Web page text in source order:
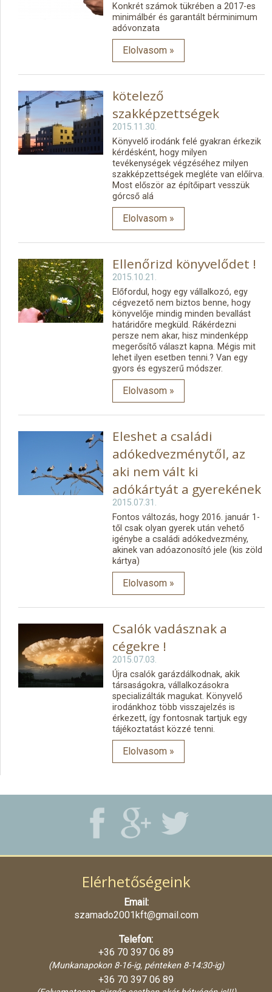
Konkrét számok tükrében a 2017-es
minimálbér és garantált bérminimum
adóvonzata
Elolvasom »
kötelező
szakképzettségek
2015.11.30.
Könyvelő irodánk felé gyakran érkezik
kérdésként, hogy milyen
tevékenységek végzéséhez milyen
szakképzettségek megléte van előírva.
Most először az építőipart vesszük
górcső alá
Elolvasom »
Ellenőrizd könyvelődet !
2015.10.21.
Előfordul, hogy egy vállalkozó, egy
cégvezető nem biztos benne, hogy
könyvelője mindig minden bevallást
határidőre megküld. Rákérdezni
persze nem akar, hisz mindenképp
megerősítő választ kapna. Mégis mit
lehet ilyen esetben tenni.? Van egy
gyors és egyszerű módszer.
Elolvasom »
Eleshet a családi
adókedvezménytől, az
aki nem vált ki
adókártyát a gyerekének
2015.07.31.
Fontos változás, hogy 2016. január 1-
től csak olyan gyerek után vehető
igénybe a családi adókedvezmény,
akinek van adóazonosító jele (kis zöld
kártya)
Elolvasom »
Csalók vadásznak a
cégekre !
2015.07.03.
Újra csalók garázdálkodnak, akik
társaságokra, vállalkozásokra
specializálták magukat. Könyvelő
irodánkhoz több visszajelzés is
érkezett, így fontosnak tartjuk egy
tájékoztatást közzé tenni.
Elolvasom »
Elérhetőségeink
Email:
szamado2001kft@gmail.com
Telefon:
+36 70 397 06 89
(Munkanapokon 8-16-ig, pénteken 8-14:30-ig)
+36 70 397 06 89